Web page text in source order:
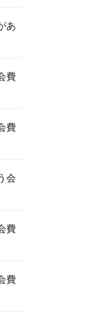
あ
費
費
会
費
費